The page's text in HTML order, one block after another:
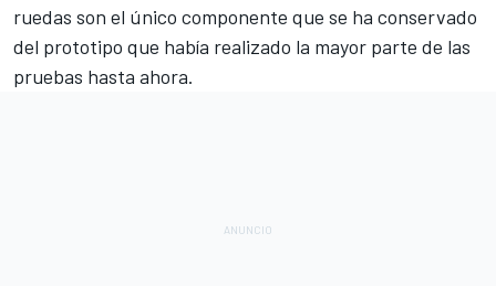
ruedas son el único componente que se ha conservado
del prototipo que había realizado la mayor parte de las
pruebas hasta ahora.